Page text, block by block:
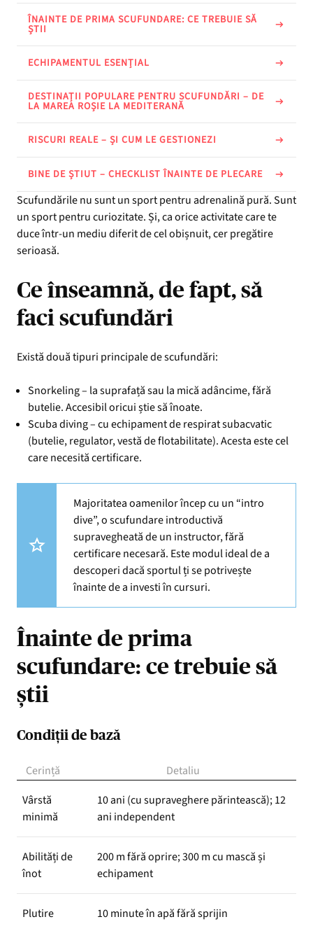
ÎNAINTE DE PRIMA SCUFUNDARE: CE TREBUIE SĂ
ȘTII
ECHIPAMENTUL ESENȚIAL
DESTINAȚII POPULARE PENTRU SCUFUNDĂRI – DE
LA MAREA ROȘIE LA MEDITERANĂ
RISCURI REALE – ȘI CUM LE GESTIONEZI
BINE DE ȘTIUT – CHECKLIST ÎNAINTE DE PLECARE
Scufundările nu sunt un sport pentru adrenalină pură. Sunt
un sport pentru curiozitate. Și, ca orice activitate care te
duce într-un mediu diferit de cel obișnuit, cer pregătire
serioasă.
Ce înseamnă, de fapt, să
faci scufundări
Există două tipuri principale de scufundări:
Snorkeling – la suprafață sau la mică adâncime, fără
butelie. Accesibil oricui știe să înoate.
Scuba diving – cu echipament de respirat subacvatic
(butelie, regulator, vestă de flotabilitate). Acesta este cel
care necesită certificare.
Majoritatea oamenilor încep cu un “intro
dive”, o scufundare introductivă
supravegheată de un instructor, fără
certificare necesară. Este modul ideal de a
descoperi dacă sportul ți se potrivește
înainte de a investi în cursuri.
Înainte de prima
scufundare: ce trebuie să
știi
Condiții de bază
Cerință
Detaliu
Vârstă
minimă
10 ani (cu supraveghere părintească); 12
ani independent
Abilități de
înot
200 m fără oprire; 300 m cu mască și
echipament
Plutire 10 minute în apă fără sprijin